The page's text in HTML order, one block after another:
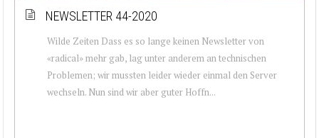
NEWSLETTER 44-2020
Wilde Zeiten Dass es so lange keinen Newsletter von
«radical» mehr gab, lag unter anderem an technischen
Problemen; wir mussten leider wieder einmal den Server
wechseln. Nun sind wir aber guter Hoffn...